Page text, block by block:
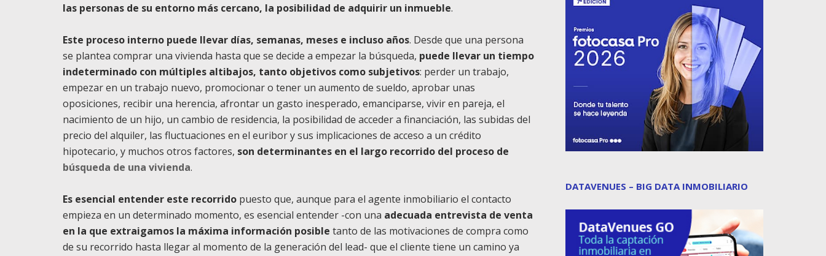
las personas de su entorno más cercano, la posibilidad de adquirir un inmueble.
Este proceso interno puede llevar días, semanas, meses e incluso años. Desde que una persona
se plantea comprar una vivienda hasta que se decide a empezar la búsqueda, puede llevar un tiempo
indeterminado con múltiples altibajos, tanto objetivos como subjetivos: perder un trabajo,
empezar en un trabajo nuevo, promocionar o tener un aumento de sueldo, aprobar unas
oposiciones, recibir una herencia, afrontar un gasto inesperado, emanciparse, vivir en pareja, el
nacimiento de un hijo, un cambio de residencia, la posibilidad de acceder a financiación, las subidas del
precio del alquiler, las fluctuaciones en el euribor y sus implicaciones de acceso a un crédito
hipotecario, y muchos otros factores, son determinantes en el largo recorrido del proceso de
búsqueda de una vivienda.
Es esencial entender este recorrido puesto que, aunque para el agente inmobiliario el contacto
empieza en un determinado momento, es esencial entender -con una adecuada entrevista de venta
en la que extraigamos la máxima información posible tanto de las motivaciones de compra como
de su recorrido hasta llegar al momento de la generación del lead- que el cliente tiene un camino ya
DATAVENUES – BIG DATA INMOBILIARIO